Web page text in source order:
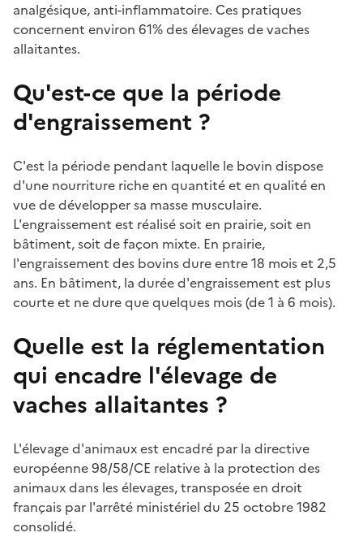
analgésique, anti-inflammatoire. Ces pratiques
concernent environ 61% des élevages de vaches
allaitantes.
Qu'est-ce que la période
d'engraissement ?
C'est la période pendant laquelle le bovin dispose
d'une nourriture riche en quantité et en qualité en
vue de développer sa masse musculaire.
L'engraissement est réalisé soit en prairie, soit en
bâtiment, soit de façon mixte. En prairie,
l'engraissement des bovins dure entre 18 mois et 2,5
ans. En bâtiment, la durée d'engraissement est plus
courte et ne dure que quelques mois (de 1 à 6 mois).
Quelle est la réglementation
qui encadre l'élevage de
vaches allaitantes ?
L'élevage d'animaux est encadré par la directive
européenne 98/58/CE relative à la protection des
animaux dans les élevages, transposée en droit
français par l'arrêté ministériel du 25 octobre 1982
consolidé.